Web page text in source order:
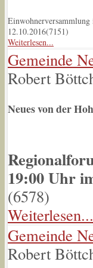
12.10.2016(7151)
Weiterlesen...
Gemeinde
Robert
Neues von der
19:00 Uhr
(6578)
Weiterlesen...
Gemeinde
Robert